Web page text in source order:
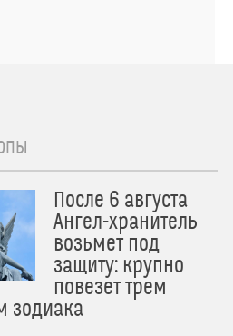
После 6 августа
Ангел-хранитель
возьмет под
защиту: крупно
повезет трем
зодиака